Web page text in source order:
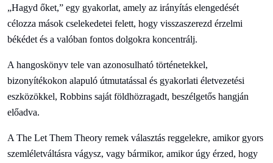
„Hagyd őket,” egy gyakorlat, amely az irányítás elengedését
célozza mások cselekedetei felett, hogy visszaszerezd érzelmi
békédet és a valóban fontos dolgokra koncentrálj.
A hangoskönyv tele van azonosulható történetekkel,
bizonyítékokon alapuló útmutatással és gyakorlati életvezetési
eszközökkel, Robbins saját földhözragadt, beszélgetős hangján
előadva.
A The Let Them Theory remek választás reggelekre, amikor gyors
szemléletváltásra vágysz, vagy bármikor, amikor úgy érzed, hogy